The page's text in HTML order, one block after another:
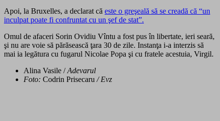
Apoi, la Bruxelles, a declarat că este o greşeală să se creadă că “un
inculpat poate fi confruntat cu un şef de stat”.
Omul de afaceri Sorin Ovidiu Vîntu a fost pus în libertate, ieri seară,
şi nu are voie să părăsească ţara 30 de zile. Instanţa i-a interzis să
mai ia legătura cu fugarul Nicolae Popa şi cu fratele acestuia, Virgil.
Alina Vasile /Adevarul
Foto: Codrin Prisecaru / Evz